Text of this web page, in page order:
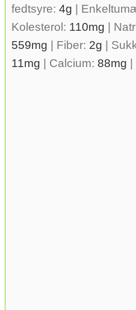
fedtsyre: 4g
Kolesterol: 110mg
559mg Fiber: 2g
11mg Calcium: 88mg